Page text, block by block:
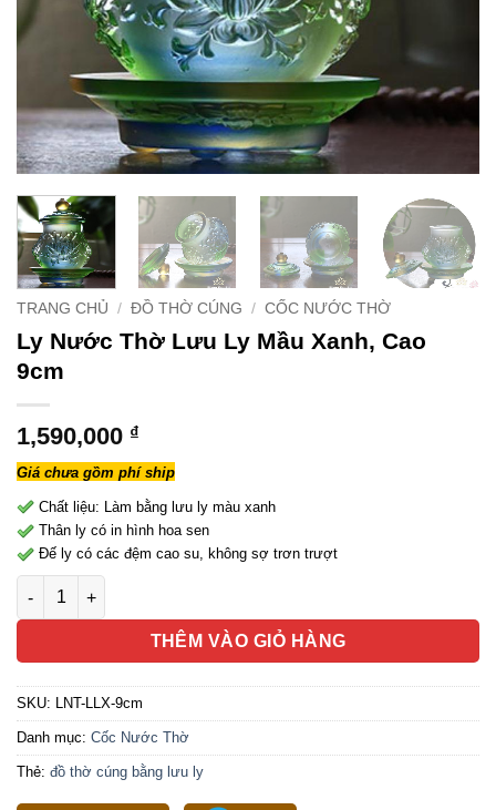
TRANG CHỦ / ĐỒ THỜ CÚNG / CỐC NƯỚC THỜ
Ly Nước Thờ Lưu Ly Mầu Xanh, Cao
9cm
1,590,000 ₫
Giá chưa gồm phí ship
Chất liệu: Làm bằng lưu ly màu xanh
Thân ly có in hình hoa sen
Đế ly có các đệm cao su, không sợ trơn trượt
Ly Nước Thờ Lưu Ly Mầu Xanh, Cao 9cm số lượng
THÊM VÀO GIỎ HÀNG
SKU: LNT-LLX-9cm
Danh mục: Cốc Nước Thờ
Thẻ: đồ thờ cúng bằng lưu ly